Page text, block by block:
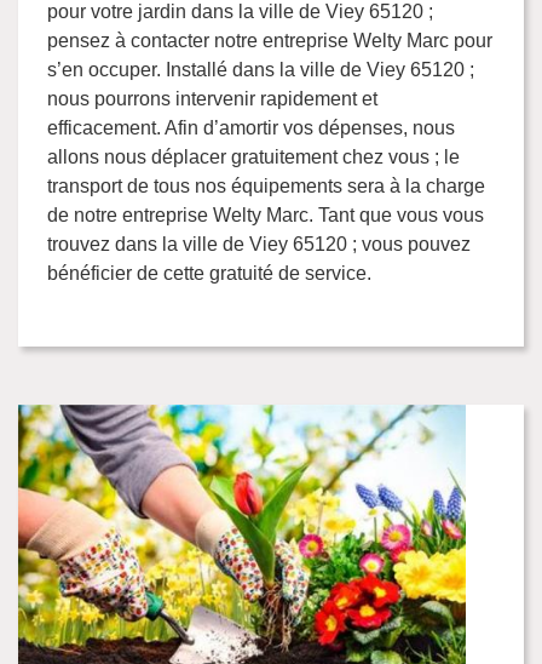
pour votre jardin dans la ville de Viey 65120 ;
pensez à contacter notre entreprise Welty Marc pour
s’en occuper. Installé dans la ville de Viey 65120 ;
nous pourrons intervenir rapidement et
efficacement. Afin d’amortir vos dépenses, nous
allons nous déplacer gratuitement chez vous ; le
transport de tous nos équipements sera à la charge
de notre entreprise Welty Marc. Tant que vous vous
trouvez dans la ville de Viey 65120 ; vous pouvez
bénéficier de cette gratuité de service.